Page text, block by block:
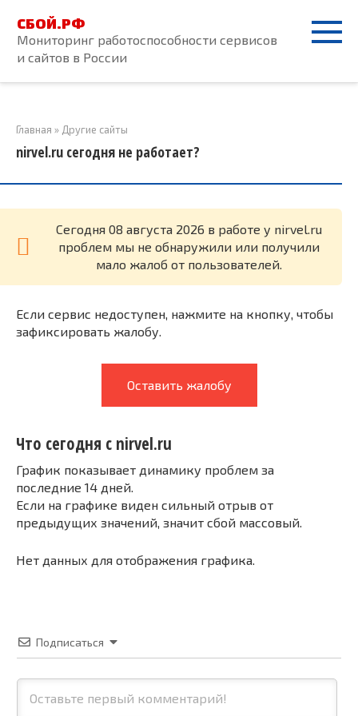
контенту
СБОЙ.РФ
Мониторинг работоспособности сервисов
и сайтов в России
Главная » Другие сайты
nirvel.ru сегодня не работает?
Cегодня 08 августа 2026 в работе у nirvel.ru
проблем мы не обнаружили или получили
мало жалоб от пользователей.
Если сервис недоступен, нажмите на кнопку, чтобы
зафиксировать жалобу.
Оставить жалобу
Что сегодня с nirvel.ru
График показывает динамику проблем за
последние 14 дней.
Если на графике виден сильный отрыв от
предыдущих значений, значит сбой массовый.
Нет данных для отображения графика.
Подписаться